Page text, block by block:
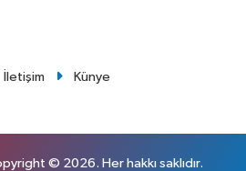
İletişim Künye
© 2026. Her hakkı saklıdır.